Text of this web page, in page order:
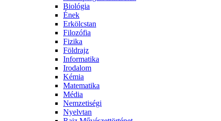
Biológia
Ének
Erkölcstan
Filozófia
Fizika
Földrajz
Informatika
Irodalom
Kémia
Matematika
Média
Nemzetiségi
Nyelvtan